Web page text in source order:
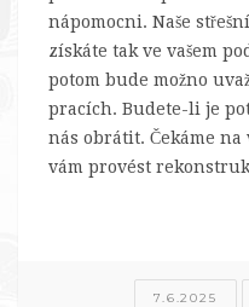
nápomocni. Naše
získáte tak ve vašem
potom bude možno
pracích. Budete-li je
nás obrátit. Čekáme na
vám provést
7.6.2025